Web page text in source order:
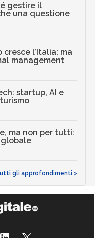
gestire il
una questione
l’Italia: ma
management
startup, AI e
ma non per tutti:
gli approfondimenti >